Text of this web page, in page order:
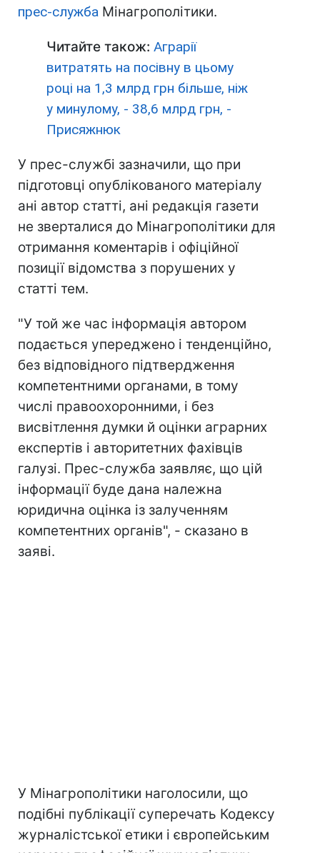
прес-служба Мінагрополітики.
Читайте також: Аграрії
витратять на посівну в цьому
році на 1,3 млрд грн більше, ніж
у минулому, - 38,6 млрд грн, -
Присяжнюк
У прес-службі зазначили, що при
підготовці опублікованого матеріалу
ані автор статті, ані редакція газети
не зверталися до Мінагрополітики для
отримання коментарів і офіційної
позиції відомства з порушених у
статті тем.
"У той же час інформація автором
подається упереджено і тенденційно,
без відповідного підтвердження
компетентними органами, в тому
числі правоохоронними, і без
висвітлення думки й оцінки аграрних
експертів і авторитетних фахівців
галузі. Прес-служба заявляє, що цій
інформації буде дана належна
юридична оцінка із залученням
компетентних органів", - сказано в
заяві.
У Мінагрополітики наголосили, що
подібні публікації суперечать Кодексу
журналістської етики і європейським